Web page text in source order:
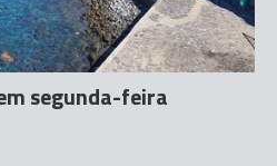
segunda-feira